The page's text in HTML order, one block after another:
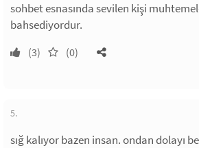
sohbet esnasında sevilen kişi
bahsediyordur.
(3) (0)
5.
sığ kalıyor bazen insan. ondan dolayı